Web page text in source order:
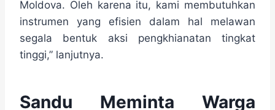
Moldova. Oleh karena itu, kami membutuhkan
instrumen yang efisien dalam hal melawan
segala bentuk aksi pengkhianatan tingkat
tinggi,” lanjutnya.
Sandu Meminta Warga